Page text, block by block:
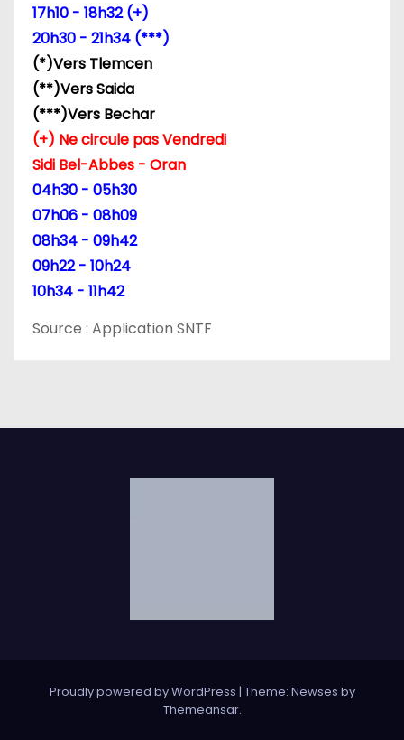
a
r
t
c
e
17h10 - 18h32 (+)
20h30 - 21h34 (***)
(*)Vers Tlemcen
(**)Vers Saida
(***)Vers Bechar
(+) Ne circule pas Vendredi
Sidi Bel-Abbes - Oran
04h30 - 05h30
07h06 - 08h09
08h34 - 09h42
09h22 - 10h24
10h34 - 11h42
Source : Application SNTF
Proudly powered by WordPress | Theme: Newses by
Themeansar.